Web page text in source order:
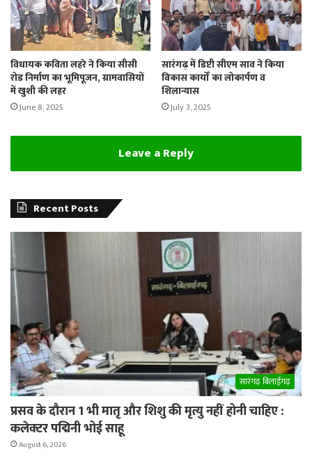
विधायक कविता लहरे ने किया सीसी
रोड निर्माण का भूमिपूजन, ग्रामवासियों
में खुशी की लहर
June 8, 2025
सारंगढ़ में डिप्टी सीएम साव ने किया
विकास कार्यों का लोकार्पण व
शिलान्यास
July 3, 2025
Leave a Reply
Recent Posts
सारंगढ़ बिलाईगढ़
प्रसव के दौरान 1 भी मातृ और शिशु की मृत्यु नहीं होनी चाहिए :
कलेक्टर पद्मिनी भोई साहू
August 6, 2026